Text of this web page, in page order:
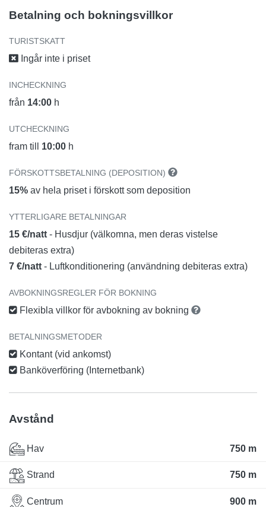
Betalning och bokningsvillkor
TURISTSKATT
Ingår inte i priset
INCHECKNING
från 14:00 h
UTCHECKNING
fram till 10:00 h
FÖRSKOTTSBETALNING (DEPOSITION)
15% av hela priset i förskott som deposition
YTTERLIGARE BETALNINGAR
15 €/natt - Husdjur (välkomna, men deras vistelse
debiteras extra)
7 €/natt - Luftkonditionering (användning debiteras extra)
AVBOKNINGSREGLER FÖR BOKNING
Flexibla villkor för avbokning av bokning
BETALNINGSMETODER
Kontant (vid ankomst)
Banköverföring (Internetbank)
Avstånd
Hav 750 m
Strand 750 m
Centrum 900 m